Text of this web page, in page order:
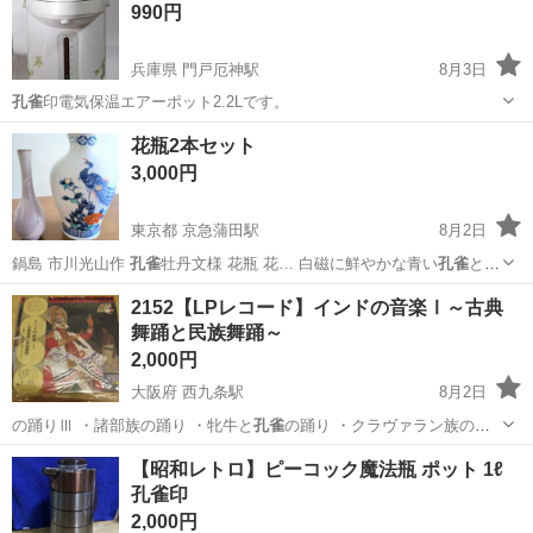
990円
兵庫県 門戸厄神駅
8月3日
孔雀印電気保温エアーポット2.2Lです。
兵庫 西宮市 門戸厄神駅
花瓶2本セット
3,000円
東京都 京急蒲田駅
8月2日
鍋島 市川光山作 孔雀牡丹文様 花瓶 花… 白磁に鮮やかな青い孔雀と牡
丹が美しく描か…
東京 大田区 京急蒲田駅 インテリア雑貨/小物
2152【LPレコード】インドの音楽Ⅰ～古典
舞踊と民族舞踊～
2,000円
大阪府 西九条駅
8月2日
の踊りⅢ ・諸部族の踊り ・牝牛と 孔雀の踊り ・クラヴァラン族の踊
り大阪 大阪市 西九条駅 その他 舞踊
【昭和レトロ】ピーコック魔法瓶 ポット 1ℓ
孔雀印
2,000円